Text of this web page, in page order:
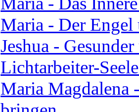
Maria - Der Engel
Jeshua -
Lichtarbeiter-
Maria Magdalena